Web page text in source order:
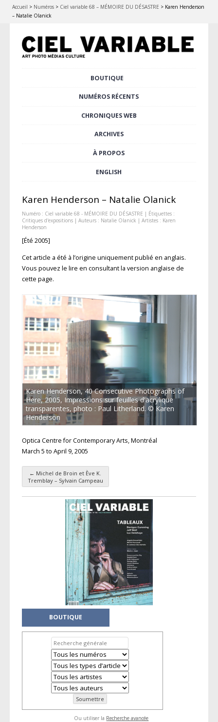
Accueil > Numéros > Ciel variable 68 – MÉMOIRE DU DÉSASTRE > Karen Henderson
– Natalie Olanick
BOUTIQUE
NUMÉROS RÉCENTS
CHRONIQUES WEB
ARCHIVES
À PROPOS
ENGLISH
Karen Henderson – Natalie Olanick
Numéro : Ciel variable 68 - MÉMOIRE DU DÉSASTRE | Étiquettes :
Critiques d'expositions| Auteurs : Natalie Olanick | Artistes : Karen
Henderson
[Été 2005]
Cet article a été à l’origine uniquement publié en anglais.
Vous pouvez le lire en consultant la version anglaise de
cette page.
Karen Henderson, 40 Consecutive Photographs of
Here, 2005, Impressions sur feuilles d'acrylique
transparentes, photo : Paul Litherland. © Karen
Henderson
Optica Centre for Contemporary Arts, Montréal
March 5 to April 9, 2005
Navigation des articles
← Michel de Broin et Ève K.
Tremblay – Sylvain Campeau
BOUTIQUE
Ou utiliser la Recherche avancée